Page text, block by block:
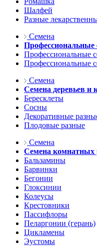
Шалфей
Разные
Семена
Профессиональные
Профессиональные
Профессиональные
Семена
Семена деревьев и
Бересклеты
Сосны
Декоративные
Плодовые разные
Семена
Семена комнатных
Бальзамины
Барвинки
Бегонии
Глоксинии
Колеусы
Крестовники
Пассифлоры
Пеларгонии (герань)
Цикламены
Эустомы